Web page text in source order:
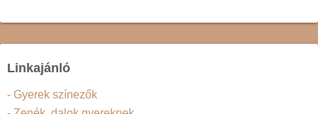
Linkajánló
- Gyerek színezők